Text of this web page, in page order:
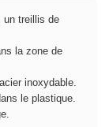
un treillis de
la zone de
inoxydable.
le plastique.